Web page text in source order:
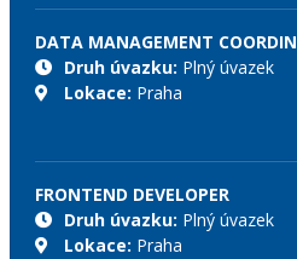
DATA MANAGEMENT
Druh úvazku: Plný úvazek
Lokace: Praha
FRONTEND DEVELOPER
Druh úvazku: Plný úvazek
Lokace: Praha